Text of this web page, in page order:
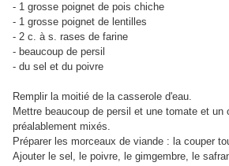
- 1 grosse poignet de pois chiche
- 1 grosse poignet de lentilles
- 2 c. à s. rases de farine
- beaucoup de persil
- du sel et du poivre
Remplir la moitié de la casserole d'eau.
Mettre beaucoup de persil et une tomate et un
préalablement mixés.
Préparer les morceaux de viande : la couper
Ajouter le sel, le poivre, le gimgembre, le